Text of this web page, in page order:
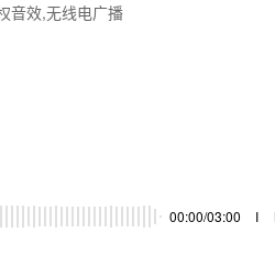
音效,无线电广播
00:00/03:00 I